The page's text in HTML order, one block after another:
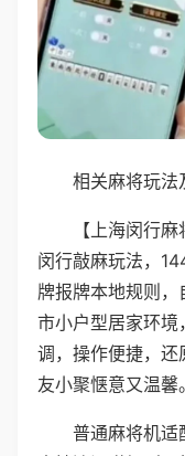
相关麻将玩法
【上海闵行
闵行敲麻玩法，
牌报牌本地规则
市小户型居家环
调，操作便捷，还
友小聚惬意又温馨。
普通麻将机适